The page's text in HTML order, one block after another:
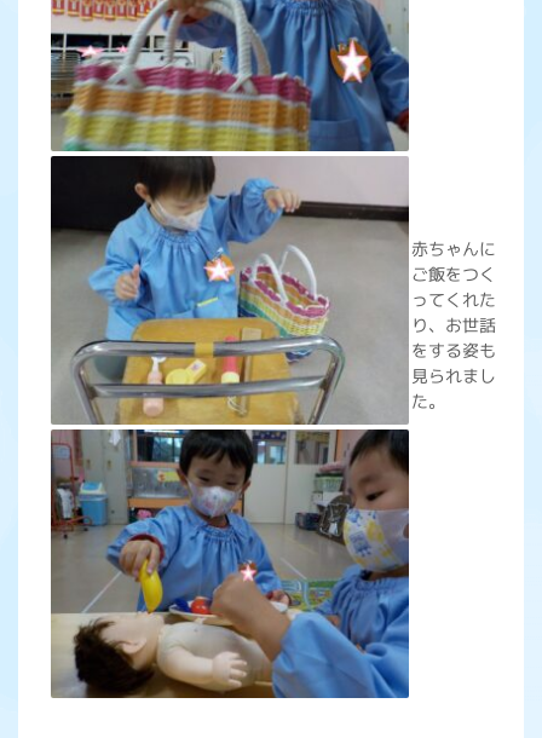
赤ちゃんに
ご飯をつく
ってくれた
り、お世話
をする姿も
見られまし
た。